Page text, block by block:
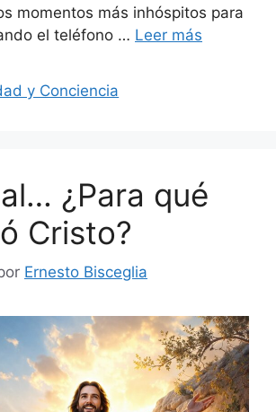
momentos más inhóspitos para
el teléfono … Leer más
y Conciencia
¿Para qué
Cristo?
Ernesto Bisceglia